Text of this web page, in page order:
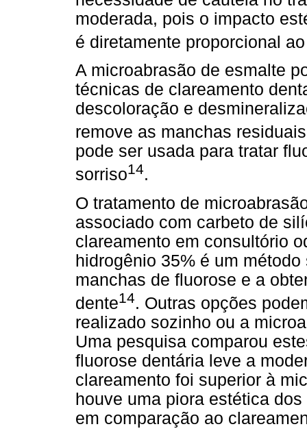
moderada, pois o impacto
é diretamente proporcional
A microabrasão de esmalte
técnicas de clareamento
descoloração e
remove as manchas
pode ser usada para tratar
sorriso14.
O tratamento de
associado com carbeto de
clareamento em consultório
hidrogênio 35% é um
manchas de fluorose e a
dente14. Outras opções
realizado sozinho ou a
Uma pesquisa comparou
fluorose dentária leve a
clareamento foi superior à
houve uma piora estética
em comparação ao